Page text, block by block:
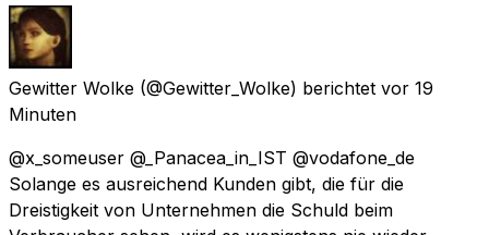
Gewitter Wolke (@Gewitter_Wolke) berichtet vor 19
Minuten
@x_someuser @_Panacea_in_IST @vodafone_de
Solange es ausreichend Kunden gibt, die für die
Dreistigkeit von Unternehmen die Schuld beim